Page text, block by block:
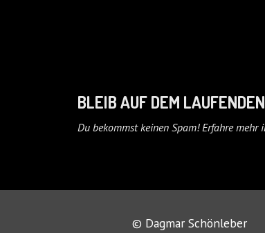
BLEIB AUF DEM
Du bekommst keinen Spam! Erfahre mehr
© Dagmar Schönleber